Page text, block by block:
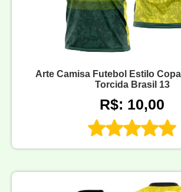
Arte Camisa Futebol Estilo
Torcida Brasil 13
R$: 10,00